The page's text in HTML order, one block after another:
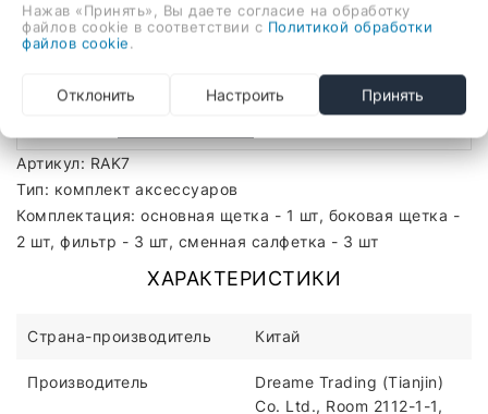
Быстрый заказ
Отзывы
Артикул: RAK7
Тип: комплект аксессуаров
Комплектация: основная щетка - 1 шт, боковая щетка -
2 шт, фильтр - 3 шт, сменная салфетка - 3 шт
ХАРАКТЕРИСТИКИ
Страна-производитель Китай
Производитель
Dreame Trading (Tianjin)
Co. Ltd., Room 2112-1-1,
Нажав «Принять», Вы даете согласие на обработку
файлов cookie в соответствии с Политикой обработки
файлов cookie
Отклонить Настроить Принять